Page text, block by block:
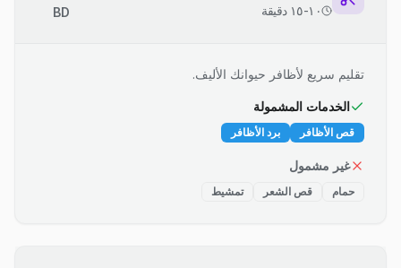
١٠-١٥ دقيقة BD
تقليم سريع لأظافر حيوانك الأليف.
الخدمات المشمولة
قص الأظافر برد الأظافر
غير مشمول
حمام قص الشعر تمشيط